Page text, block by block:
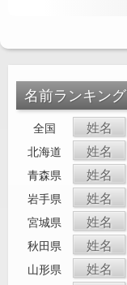
名前ランキング
全国 姓名
北海道 姓名
青森県 姓名
岩手県 姓名
宮城県 姓名
秋田県 姓名
山形県 姓名